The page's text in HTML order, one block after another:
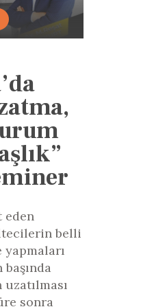
eden
belli
sonra